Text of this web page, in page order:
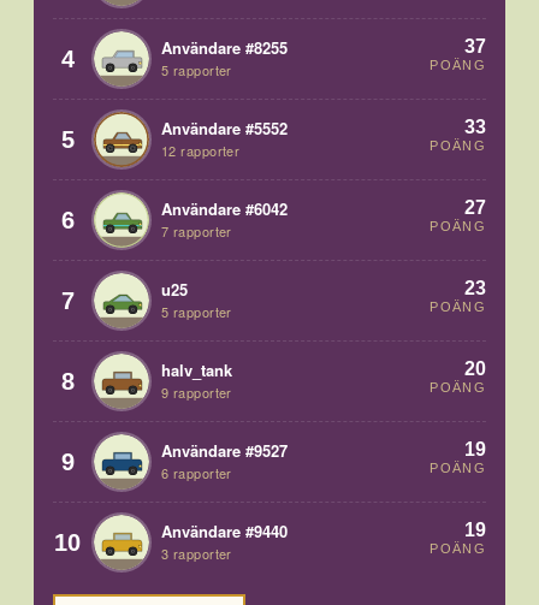
4 Användare #8255
5 rapporter
37
POÄNG
5 Användare #5552
12 rapporter
33
POÄNG
6 Användare #6042
7 rapporter
27
POÄNG
7 u25
5 rapporter
23
POÄNG
8 halv_tank
9 rapporter
20
POÄNG
9 Användare #9527
6 rapporter
19
POÄNG
10 Användare #9440
3 rapporter
19
POÄNG